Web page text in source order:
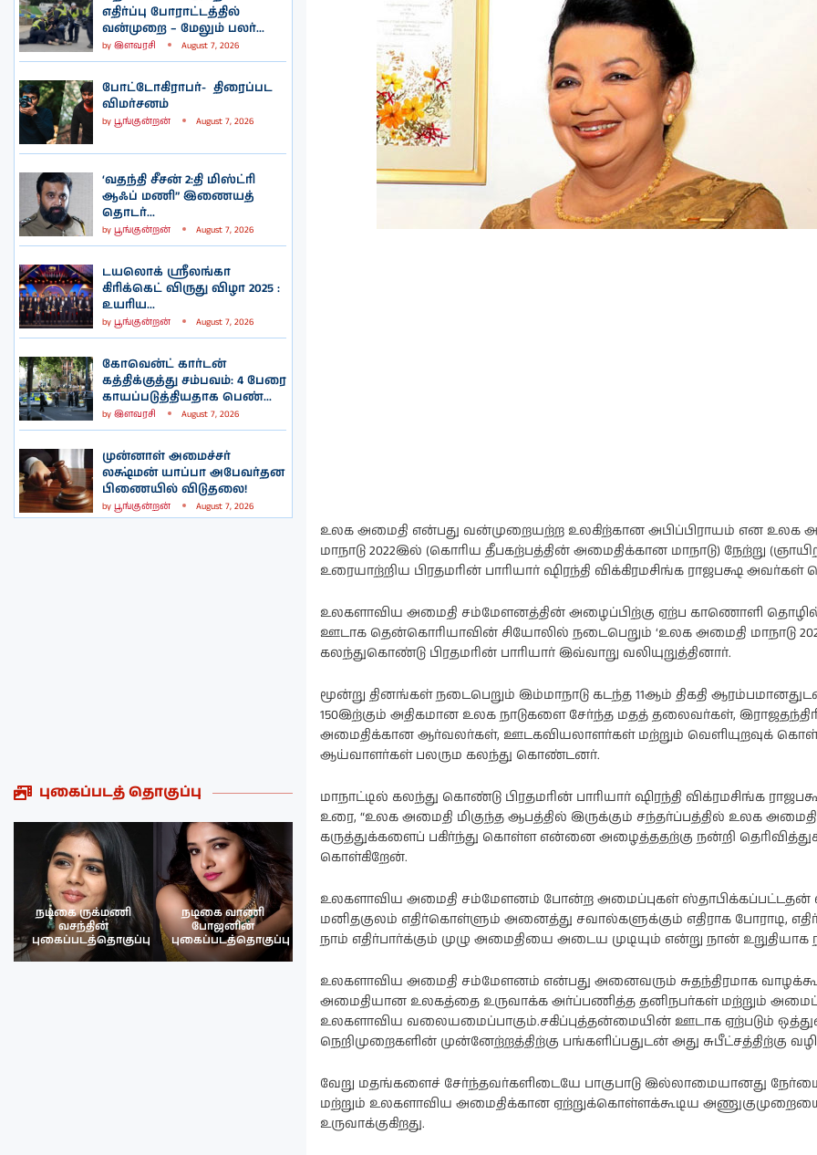
எதிர்ப்பு போராட்டத்தில்
வன்முறை – மேலும் பலர்...
by இளவரசி August 7, 2026
போட்டோகிராபர்- ‌ திரைப்பட
விமர்சனம்
by பூங்குன்றன் August 7, 2026
‘வதந்தி சீசன் 2:தி மிஸ்ட்ரி
ஆஃப் மணி” இணையத்
தொடர்...
by பூங்குன்றன் August 7, 2026
டயலொக் ஸ்ரீலங்கா
கிரிக்கெட் விருது விழா 2025 :
உயரிய...
by பூங்குன்றன் August 7, 2026
கோவென்ட் கார்டன்
கத்திக்குத்து சம்பவம்: 4 பேரை
காயப்படுத்தியதாக பெண்...
by இளவரசி August 7, 2026
முன்னாள் அமைச்சர்
லக்ஷ்மன் யாப்பா அபேவர்தன
பிணையில் விடுதலை!
by பூங்குன்றன் August 7, 2026
புகைப்படத் தொகுப்பு
நடிகை ருக்மணி
வசந்தின்
புகைப்படத்தொகுப்பு
நடிகை வாணி
போஜனின்
புகைப்படத்தொகுப்பு
நடிகை ருக்மணி
வசந்த்தின்
புகைப்படத்தொகுப்பு
நடிகை ராஷி
கண்ணாவின்
புகைப்படத்தொகுப்பு
நடிகை
பிரணிதாவின்
புகைப்படத்தொகுப்பு
உலக அமைதி என்பது வன்முறையற்ற உலகிற்கான அபிப்பிராயம் என உலக
மாநாடு 2022இல் (கொரிய தீபகற்பத்தின் அமைதிக்கான மாநாடு) நேற்று
உரையாற்றிய பிரதமரின் பாரியார் ஷிரந்தி விக்கிரமசிங்க ராஜபக்ஷ அவர்கள்
உலகளாவிய அமைதி சம்மேளனத்தின் அழைப்பிற்கு ஏற்ப காணொளி
ஊடாக தென்கொரியாவின் சியோலில் நடைபெறும் ‘உலக அமைதி மாநாடு
கலந்துகொண்டு பிரதமரின் பாரியார் இவ்வாறு வலியுறுத்தினார்.
மூன்று தினங்கள் நடைபெறும் இம்மாநாடு கடந்த 11ஆம் திகதி
150இற்கும் அதிகமான உலக நாடுகளை சேர்ந்த மதத் தலைவர்கள்,
அமைதிக்கான ஆர்வலர்கள், ஊடகவியலாளர்கள் மற்றும் வெளியுறவுக்
ஆய்வாளர்கள் பலரும கலந்து கொண்டனர்.
மாநாட்டில் கலந்து கொண்டு பிரதமரின் பாரியார் ஷிரந்தி விக்ரமசிங்க
உரை, “உலக அமைதி மிகுந்த ஆபத்தில் இருக்கும் சந்தர்ப்பத்தில் உலக அமைதி
கருத்துக்களைப் பகிர்ந்து கொள்ள என்னை அழைத்ததற்கு நன்றி
கொள்கிறேன்.
உலகளாவிய அமைதி சம்மேளனம் போன்ற அமைப்புகள் ஸ்தாபிக்கப்பட்டதன்
மனிதகுலம் எதிர்கொள்ளும் அனைத்து சவால்களுக்கும் எதிராக போராடி,
நாம் எதிர்பார்க்கும் முழு அமைதியை அடைய முடியும் என்று நான் உறுதியாக
உலகளாவிய அமைதி சம்மேளனம் என்பது அனைவரும் சுதந்திரமாக
அமைதியான உலகத்தை உருவாக்க அர்ப்பணித்த தனிநபர்கள் மற்றும்
உலகளாவிய வலையமைப்பாகும்.சகிப்புத்தன்மையின் ஊடாக ஏற்படும்
நெறிமுறைகளின் முன்னேற்றத்திற்கு பங்களிப்பதுடன் அது சுபீட்சத்திற்கு
வேறு மதங்களைச் சேர்ந்தவர்களிடையே பாகுபாடு இல்லாமையானது
மற்றும் உலகளாவிய அமைதிக்கான ஏற்றுக்கொள்ளக்கூடிய
உருவாக்குகிறது.